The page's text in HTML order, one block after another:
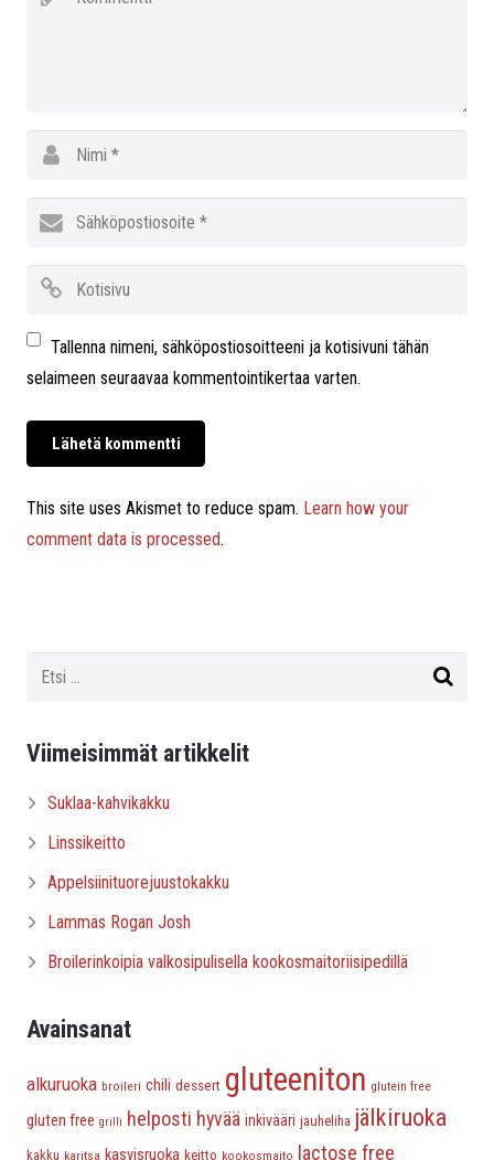
Tallenna nimeni, sähköpostiosoitteeni ja kotisivuni tähän
selaimeen seuraavaa kommentointikertaa varten.
This site uses Akismet to reduce spam. Learn how your
comment data is processed.
Viimeisimmät artikkelit
Suklaa-kahvikakku
Linssikeitto
Appelsiinituorejuustokakku
Lammas Rogan Josh
Broilerinkoipia valkosipulisella kookosmaitoriisipedillä
Avainsanat
alkuruoka broileri chili dessert gluteeniton glutein free
gluten free grilli helposti hyvää inkivääri jauheliha jälkiruoka
kakku karitsa kasvisruoka keitto kookosmaito lactose free